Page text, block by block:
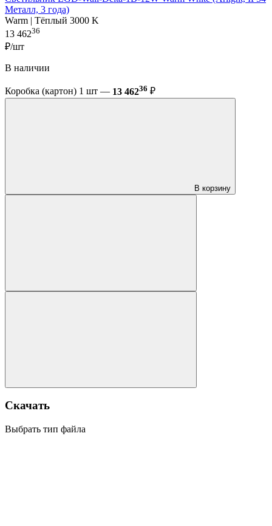
Металл, 3 года)
Warm | Тёплый 3000 K
13 46236
₽/шт
В наличии
Коробка (картон) 1 шт — 13 46236 ₽
В корзину
Скачать
Выбрать тип файла